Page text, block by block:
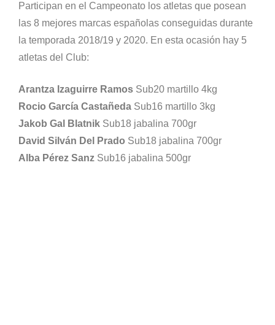
Participan en el Campeonato los atletas que posean
las 8 mejores marcas españolas conseguidas durante
la temporada 2018/19 y 2020. En esta ocasión hay 5
atletas del Club:
Arantza Izaguirre Ramos Sub20 martillo 4kg
Rocio García Castañeda Sub16 martillo 3kg
Jakob Gal Blatnik Sub18 jabalina 700gr
David Silván Del Prado Sub18 jabalina 700gr
Alba Pérez Sanz Sub16 jabalina 500gr